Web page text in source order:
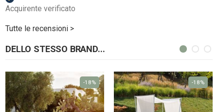
Acquirente verificato
Tutte le recensioni >
DELLO STESSO BRAND...
-18% -18%